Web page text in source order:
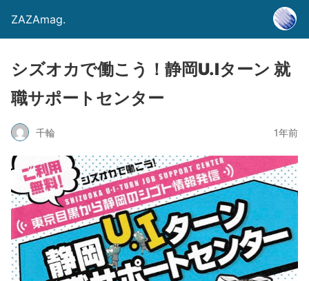
ZAZAmag.
シズオカで働こう！静岡U.Iターン 就
職サポートセンター
千輪 1年前